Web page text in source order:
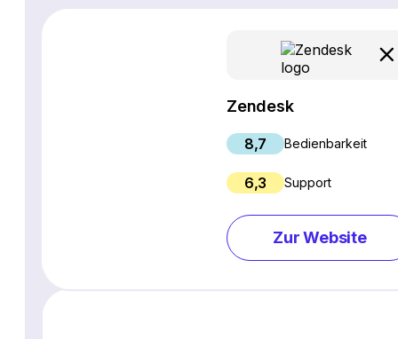
Zendesk
8,7 Bedienbarkeit
6,3 Support
Zur Website